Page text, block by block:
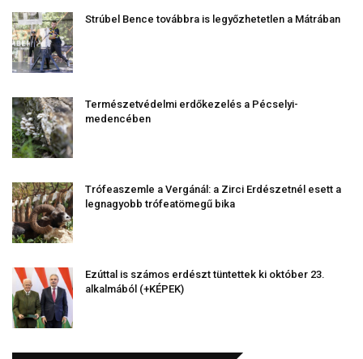
Strúbel Bence továbbra is legyőzhetetlen a Mátrában
Természetvédelmi erdőkezelés a Pécselyi-
medencében
Trófeaszemle a Vergánál: a Zirci Erdészetnél esett a
legnagyobb trófeatömegű bika
Ezúttal is számos erdészt tüntettek ki október 23.
alkalmából (+KÉPEK)